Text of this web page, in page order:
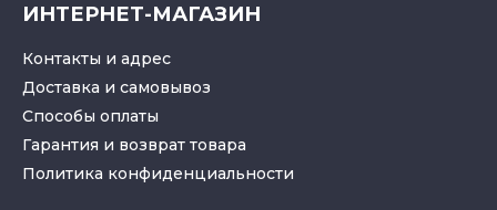
ИНТЕРНЕТ-МАГАЗИН
Контакты и адрес
Доставка и самовывоз
Способы оплаты
Гарантия и возврат товара
Политика конфиденциальности